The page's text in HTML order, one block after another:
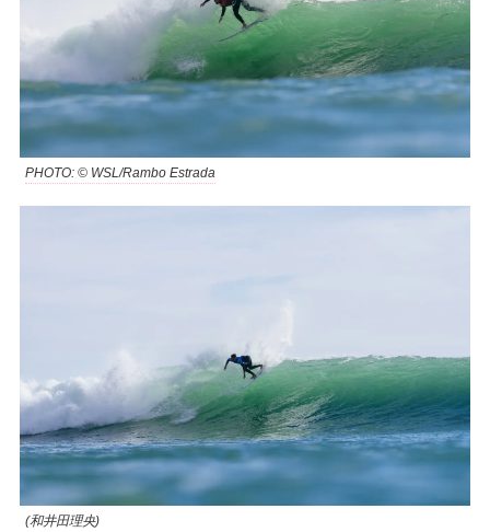
PHOTO: © WSL/Rambo Estrada
(和井田理央)